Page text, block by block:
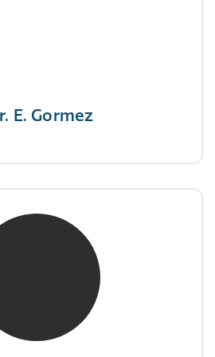
E. Gormez
H.A. de Jongh
Register-Expert
to succes, you need to